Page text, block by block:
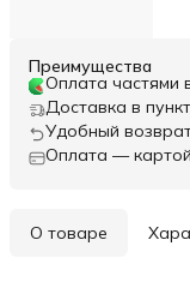
Преимущества
Оплата частями
Доставка в
Удобный
Оплата —
О товаре